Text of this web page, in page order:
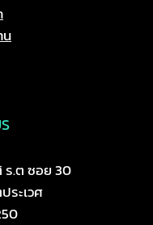
น
ร.ต ซอย 30
ระเวศ